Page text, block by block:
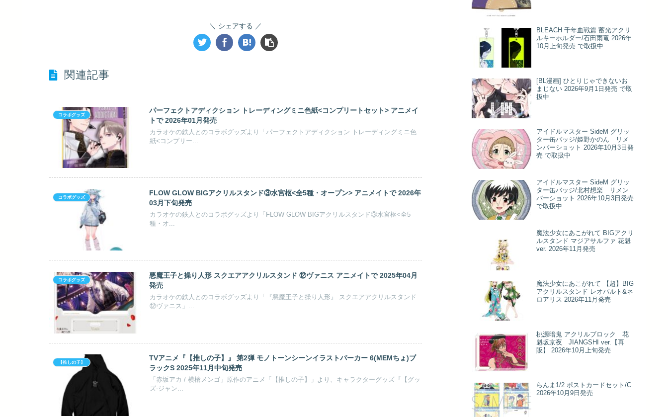
シェアする
関連記事
コラボグッズ
パーフェクトアディクション トレーディングミニ色紙<コンプリートセット> アニメイ
トで 2026年01月発売
カラオケの鉄人とのコラボグッズより「パーフェクトアディクション トレーディングミニ色
紙<コンプリー...
コラボグッズ
FLOW GLOW BIGアクリルスタンド③水宮枢<全5種・オープン> アニメイトで 2026年
03月下旬発売
カラオケの鉄人とのコラボグッズより「FLOW GLOW BIGアクリルスタンド③水宮枢<全5
種・オ...
コラボグッズ
悪魔王子と操り人形 スクエアアクリルスタンド ⑫ヴァニス アニメイトで 2025年04月
発売
カラオケの鉄人とのコラボグッズより「『悪魔王子と操り人形』 スクエアアクリルスタンド
⑫ヴァニス」...
【推しの子】
TVアニメ『【推しの子】』 第2弾 モノトーンシーンイラストパーカー 6(MEMちょ)ブ
ラックS 2025年11月中旬発売
「赤坂アカ / 横槍メンゴ」原作のアニメ「【推しの子】」より、キャラクターグッズ『【グッ
ズ-ジャン...
BLEACH 千年血戦篇 蓄光アクリ
ルキーホルダー/石田雨竜 2026年
10月上旬発売 で取扱中
[BL漫画] ひとりじゃできないお
まじない 2026年9月1日発売 で取
扱中
アイドルマスター SideM グリッ
ター缶バッジ/姫野かのん リメ
ンバーショット 2026年10月3日発
売 で取扱中
アイドルマスター SideM グリッ
ター缶バッジ/北村想楽 リメン
バーショット 2026年10月3日発売
で取扱中
魔法少女にあこがれて BIGアクリ
ルスタンド マジアサルファ 花魁
ver. 2026年11月発売
魔法少女にあこがれて 【超】BIG
アクリルスタンド レオパルト&ネ
ロアリス 2026年11月発売
桃源暗鬼 アクリルブロック 花
魁坂京夜 JIANGSHI ver.【再
販】 2026年10月上旬発売
らんま1/2 ポストカードセット/C
2026年10月9日発売